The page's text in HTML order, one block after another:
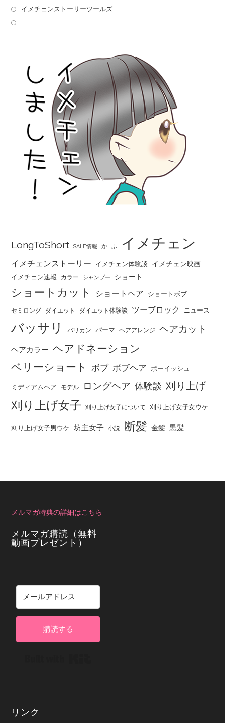
イメチェンストーリーツールズ
LongToShort SALE情報 か ふ イメチェン
イメチェンストーリー イメチェン体験談 イメチェン映画
イメチェン速報 カラー シャンプー ショート
ショートカット ショートヘア ショートボブ
セミロング ダイエット ダイエット体験談 ツーブロック ニュース
バッサリ バリカン パーマ ヘアアレンジ ヘアカット
ヘアカラー ヘアドネーション
ベリーショート
ボブ ボブヘア ボーイッシュ
ミディアムヘア モデル ロングヘア 体験談 刈り上げ
刈り上げ女子 刈り上げ女子について 刈り上げ女子女ウケ
刈り上げ女子男ウケ 坊主女子 小説 断髪 金髪 黒髪
メルマガ特典の詳細はこちら
メルマガ購読（無料
動画プレゼント）
購読する
リンク